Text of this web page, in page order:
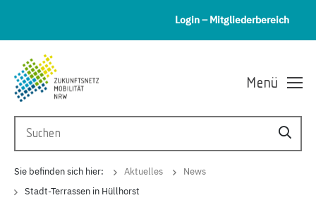
Login – Mitgliederbereich
Menü
Sie befinden sich hier: Aktuelles
News
Stadt-Terrassen in Hüllhorst